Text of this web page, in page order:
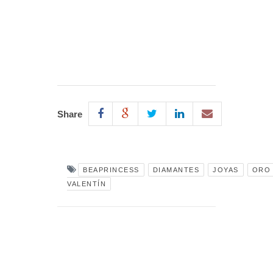
Share
BEAPRINCESS DIAMANTES JOYAS
ORO
VALENTÍN